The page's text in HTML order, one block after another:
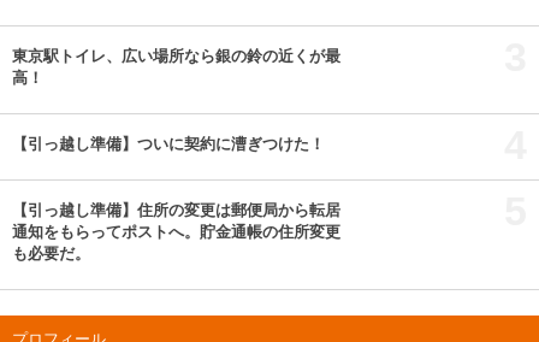
東京駅トイレ、広い場所なら銀の鈴の近くが最
高！
【引っ越し準備】ついに契約に漕ぎつけた！
【引っ越し準備】住所の変更は郵便局から転居
通知をもらってポストへ。貯金通帳の住所変更
も必要だ。